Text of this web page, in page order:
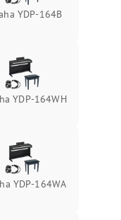
YDP-164B
YDP-164WH
YDP-164WA